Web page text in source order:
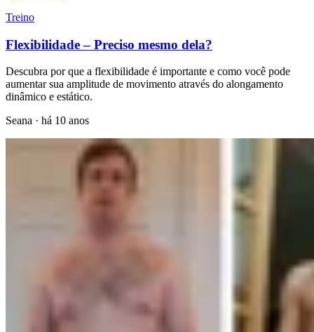
Treino
Flexibilidade – Preciso mesmo dela?
Descubra por que a flexibilidade é importante e como você pode
aumentar sua amplitude de movimento através do alongamento
dinâmico e estático.
Seana · há 10 anos